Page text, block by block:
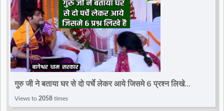
गुरु जी ने बताया घर से दो पर्चे लेकर आये जिसमे 6 प्रश्न लिखे
है~Divya Darbar~Bageshwar Dham Sarkar
Views to 2058 times